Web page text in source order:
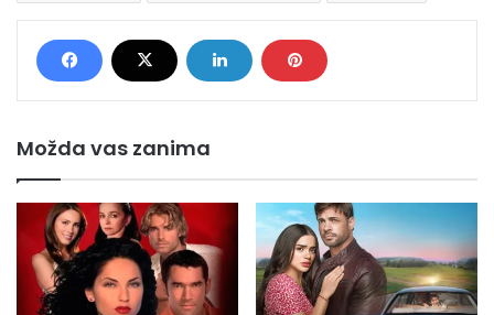
Možda vas zanima